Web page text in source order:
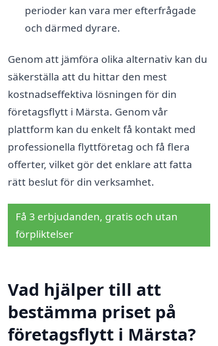
perioder kan vara mer efterfrågade
och därmed dyrare.
Genom att jämföra olika alternativ kan du
säkerställa att du hittar den mest
kostnadseffektiva lösningen för din
företagsflytt i Märsta. Genom vår
plattform kan du enkelt få kontakt med
professionella flyttföretag och få flera
offerter, vilket gör det enklare att fatta
rätt beslut för din verksamhet.
Få 3 erbjudanden, gratis och utan
förpliktelser
Vad hjälper till att
bestämma priset på
företagsflytt i Märsta?